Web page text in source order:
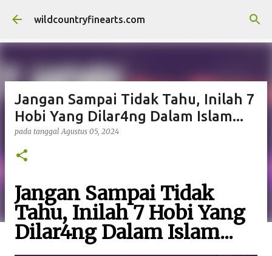
Langsung ke konten utama
wildcountryfinearts.com
Jangan Sampai Tidak Tahu, Inilah 7
Hobi Yang Dilar4ng Dalam Islam...
pada tanggalAgustus 05, 2024
Jangan Sampai Tidak
Tahu, Inilah 7 Hobi Yang
Dilar4ng Dalam Islam...